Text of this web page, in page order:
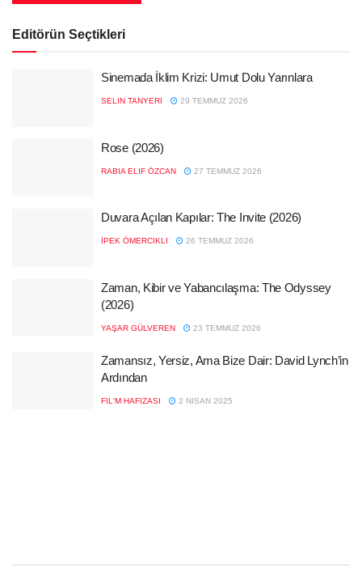
Editörün Seçtikleri
Sinemada İklim Krizi: Umut Dolu Yarınlara
SELIN TANYERI 29 TEMMUZ 2026
Rose (2026)
RABIA ELIF ÖZCAN 27 TEMMUZ 2026
Duvara Açılan Kapılar: The Invite (2026)
İPEK ÖMERCIKLI 26 TEMMUZ 2026
Zaman, Kibir ve Yabancılaşma: The Odyssey
(2026)
YAŞAR GÜLVEREN 23 TEMMUZ 2026
Zamansız, Yersiz, Ama Bize Dair: David Lynch’in
Ardından
FIL'M HAFIZASI 2 NISAN 2025